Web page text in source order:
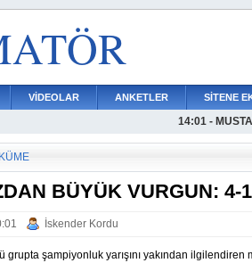
VİDEOLAR ANKETLER SİTENE
14:01 -
13:50 -
13:40 -
BÜYÜK VURGUN: 4-1
İskender Kordu
şampiyonluk yarışını yakından ilgilendiren